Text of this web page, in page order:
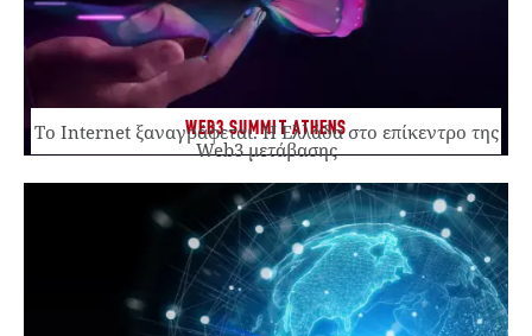
WEB3 SUMMIT ATHENS
Το Internet ξαναγράφεται. Η Ελλάδα στο επίκεντρο της
Web3 μετάβασης